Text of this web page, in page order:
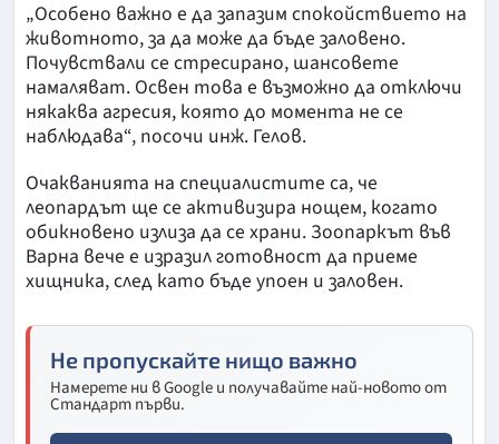
„Особено важно е да запазим спокойствието на
животното, за да може да бъде заловено.
Почувствали се стресирано, шансовете
намаляват. Освен това е възможно да отключи
някаква агресия, която до момента не се
наблюдава“, посочи инж. Гелов.
Очакванията на специалистите са, че
леопардът ще се активизира нощем, когато
обикновено излиза да се храни. Зоопаркът във
Варна вече е изразил готовност да приеме
хищника, след като бъде упоен и заловен.
Не пропускайте нищо важно
Намерете ни в Google и получавайте най-новото от
Стандарт първи.